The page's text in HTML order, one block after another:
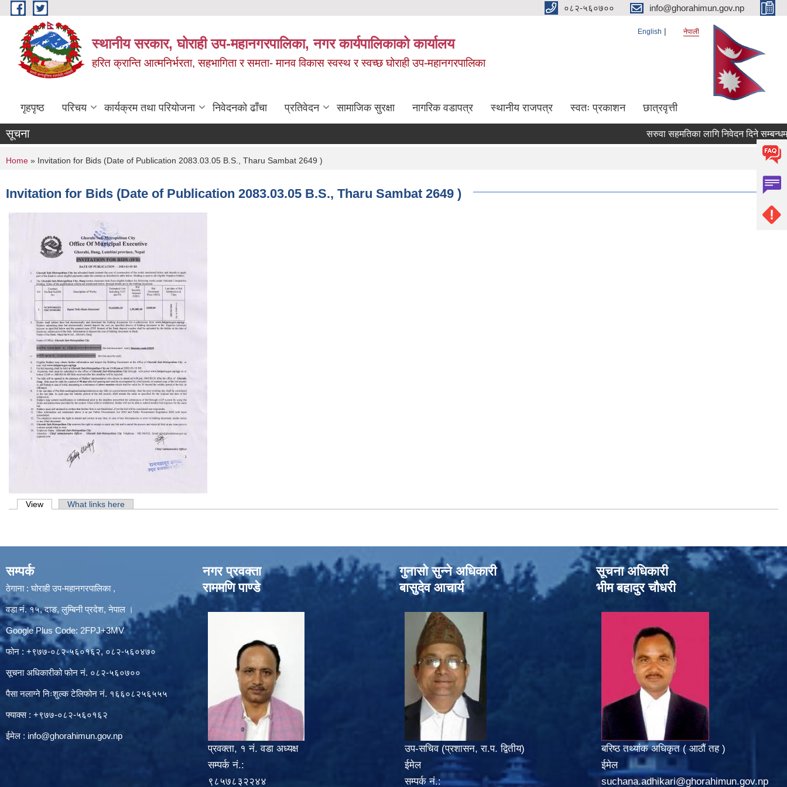
Skip to main content ०८२-५६०७०० info@ghorahimun.gov.np
स्थानीय सरकार, घोराही उप-महानगरपालिका, नगर कार्यपालिकाको कार्यालय
हरित क्रान्ति आत्मनिर्भरता, सहभागिता र समता- मानव विकास स्वस्थ र स्वच्छ घोराही उप-महानगरपालिका
English नेपाली
गृहपृष्ठ परिचय कार्यक्रम तथा परियोजना निवेदनको ढाँचा प्रतिवेदन सामाजिक सुरक्षा नागरिक वडापत्र स्थानीय राजपत्र स्वतः प्रकाशन छात्रवृत्ती
सूचना सरुवा सहमतिका लागि निवेदन दिने
You are here
Home » Invitation for Bids (Date of Publication 2083.03.05 B.S., Tharu Sambat 2649 )
Invitation for Bids (Date of Publication 2083.03.05 B.S., Tharu Sambat 2649 )
Primary tabs
View (active tab)What links here
सम्पर्क
ठेगाना : घोराही उप-महानगरपालिका ,
वडा नं. १५, दाङ, लुम्बिनी प्रदेश, नेपाल ।
Google Plus Code: 2FPJ+3MV
फोन : +९७७-०८२-५६०१६२, ०८२-५६०४७०
सूचना अधिकारीको फोन नं. ०८२-५६०७००
पैसा नलाग्ने निःशुल्क टेलिफोन नं. १६६०८२५६५५५
फ्याक्स : +९७७-०८२-५६०१६२
ईमेल : info@ghorahimun.gov.np
नगर प्रवक्ता
राममणि पाण्डे
प्रवक्ता, १ नं. वडा अध्यक्ष
सम्पर्क नं.:
९८५७८३२२४४
गुनासो सुन्‍ने अधिकारी
बासुदेव आचार्य
उप-सचिव (प्रशासन, रा.प. द्वितीय)
ईमेल
सम्पर्क नं.:
सूचना अधिकारी
भीम बहादुर चौधरी
बरिष्ठ तथ्यांक अधिकृत ( आठौं तह )
ईमेल
suchana.adhikari@ghorahimun.gov.np